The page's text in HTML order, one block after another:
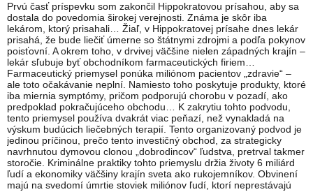
Prvú časť príspevku som zakončil Hippokratovou prísahou, aby sa
dostala do povedomia širokej verejnosti. Známa je skôr iba
lekárom, ktorý prisahali… Žiaľ, v Hippokratovej prísahe dnes lekár
prisahá, že bude liečiť úmerne so štátnymi zdrojmi a podľa pokynov
poisťovní. A okrem toho, v drvivej väčšine nielen západných krajín –
lekár sľubuje byť obchodníkom farmaceutických firiem…
Farmaceutický priemysel ponúka miliónom pacientov „zdravie“ –
ale toto očakávanie neplní. Namiesto toho poskytuje produkty, ktoré
iba miernia symptómy, pričom podporujú chorobu v pozadí, ako
predpoklad pokračujúceho obchodu… K zakrytiu tohto podvodu,
tento priemysel používa dvakrát viac peňazí, než vynakladá na
výskum budúcich liečebných terapií. Tento organizovaný podvod je
jedinou príčinou, prečo tento investičný obchod, za strategicky
navrhnutou dymovou clonou „dobrodincov“ ľudstva, pretrval takmer
storočie. Kriminálne praktiky tohto priemyslu držia životy 6 miliárd
ľudí a ekonomiky väčšiny krajín sveta ako rukojemníkov. Obvinení
majú na svedomí úmrtie stoviek miliónov ľudí, ktorí neprestávajú